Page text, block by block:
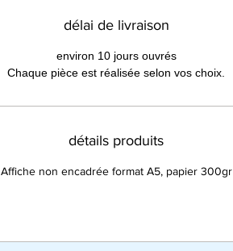
délai de livraison
environ 10 jours ouvrés
Chaque pièce est réalisée selon vos choix.
détails produits
Affiche non encadrée format A5, papier 300gr